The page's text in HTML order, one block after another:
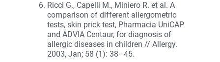
Ricci G., Capelli M., Miniero R. et al. A
comparison of different allergometric
tests, skin prick test, Pharmacia UniCAP
and ADVIA Centaur, for diagnosis of
allergic diseases in children // Allergy.
2003, Jan; 58 (1): 38–45.